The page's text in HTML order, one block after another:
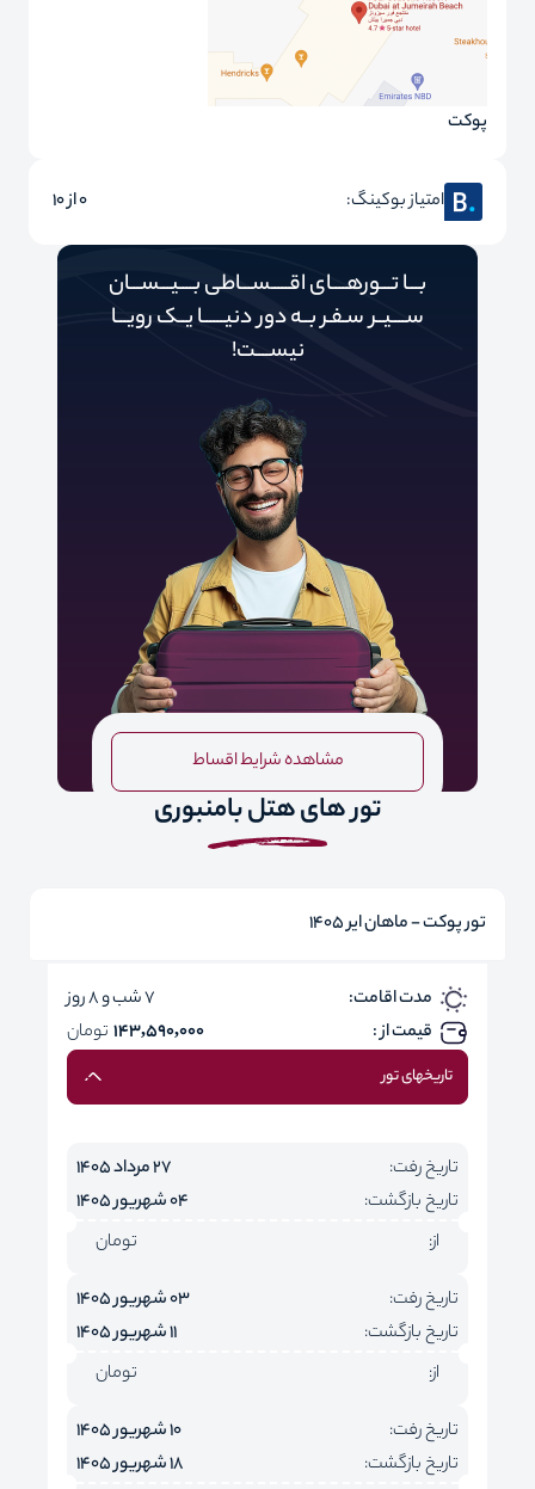
پوکت
امتیاز بوکینگ: 0 از 10
بـــا تـــورهــــای اقـــــســـاطی بــــیـــســـان
ســــیــر سـفـر بــه دور‌‌‌‌ دنیـــــ‌‌ـا یــک رویـــا
نیســــت!
مشاهده شرایط اقساط
تور های هتل بامنبوری
تور پوکت - ماهان ایر 1405
مدت اقامت:
7 شب و 8 روز
قیمت از :
143,590,000 تومان
تاریخهای تور
تاریخ رفت:
27 مرداد 1405
تاریخ بازگشت:
04 شهریور 1405
از:
تومان
تاریخ رفت:
03 شهریور 1405
تاریخ بازگشت:
11 شهریور 1405
از:
تومان
تاریخ رفت:
10 شهریور 1405
تاریخ بازگشت:
18 شهریور 1405